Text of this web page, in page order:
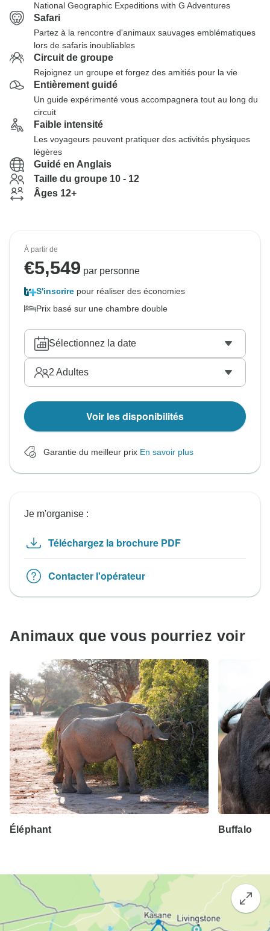
National Geographic Expeditions with G Adventures
Safari
Partez à la rencontre d'animaux sauvages emblématiques
lors de safaris inoubliables
Circuit de groupe
Rejoignez un groupe et forgez des amitiés pour la vie
Entièrement guidé
Un guide expérimenté vous accompagnera tout au long du
circuit
Faible intensité
Les voyageurs peuvent pratiquer des activités physiques
légères
Guidé en Anglais
Taille du groupe 10 - 12
Âges 12+
À partir de
€5,549 par personne
S'inscrire pour réaliser des économies
Prix basé sur une chambre double
Sélectionnez la date
2 Adultes
Voir les disponibilités
Garantie du meilleur prix En savoir plus
Je m'organise :
Téléchargez la brochure PDF
Contacter l'opérateur
Animaux que vous pourriez voir
Éléphant Buffalo